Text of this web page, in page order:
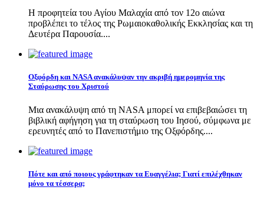
Η προφητεία του Αγίου Μαλαχία από τον 12ο αιώνα
προβλέπει το τέλος της Ρωμαιοκαθολικής Εκκλησίας και τη
Δευτέρα Παρουσία....
Οξφόρδη και NASA ανακάλυψαν την ακριβή ημερομηνία της
Σταύρωσης του Χριστού
Μια ανακάλυψη από τη NASA μπορεί να επιβεβαιώσει τη
βιβλική αφήγηση για τη σταύρωση του Ιησού, σύμφωνα με
ερευνητές από το Πανεπιστήμιο της Οξφόρδης....
Πότε και από ποιους γράφτηκαν τα Ευαγγέλια; Γιατί επιλέχθηκαν
μόνο τα τέσσερα;